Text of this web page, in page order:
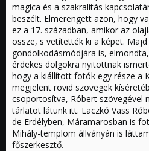
magica és a szakralitás
beszélt. Elmerengett azon, hogy
ez a 17. században, amikor az
össze, s vetítették ki a képet.
gondolkodásmódjára is,
érdekes dolgokra nyitottnak
hogy a kiállított fotók egy része a
megjelent rövid szövegek
csoportosítva, Róbert szövegével
tárlatot látunk itt. Laczkó Vass
de Erdélyben, Máramarosban is
Mihály-templom állványán is
főszerkesztő.